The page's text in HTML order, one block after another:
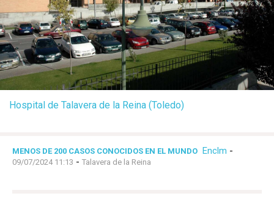
Hospital de Talavera de la Reina (Toledo)
MENOS DE 200 CASOS CONOCIDOS EN EL MUNDO Enclm -
09/07/2024 11:13 - Talavera de la Reina